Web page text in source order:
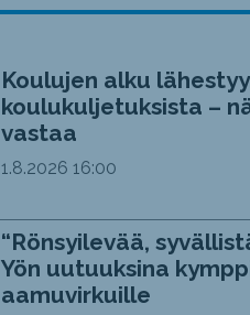
Koulujen alku
koulukuljetuksista –
vastaa
1.8.2026 16:00
“Rönsyilevää,
Yön uutuuksina
aamuvirkuille